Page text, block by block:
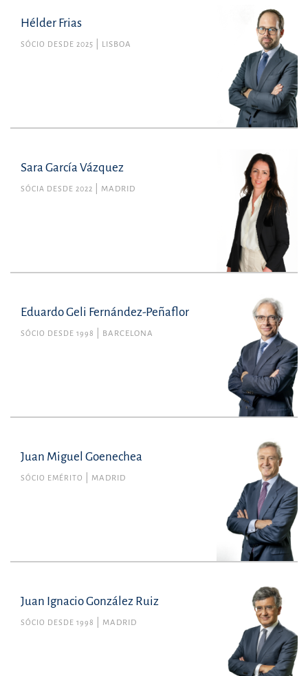
Hélder Frias
SÓCIO DESDE 2025 LISBOA
Sara García Vázquez
SÓCIA DESDE 2022 MADRID
Eduardo Geli Fernández-Peñaflor
SÓCIO DESDE 1998 BARCELONA
Juan Miguel Goenechea
SÓCIO EMÉRITO MADRID
Juan Ignacio González Ruiz
SÓCIO DESDE 1998 MADRID